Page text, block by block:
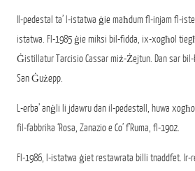
Il-pedestal ta’ l-istatwa ġie maħdum fl-injam fl-
istatwa. Fl-1985 ġie miksi bil-fidda, ix-xogħol
Ġistillatur Tarcisio Cassar miż-Żejtun. Dan sar bil-
San Ġużepp.
L-erba’ anġli li jdawru dan il-pedestall, huwa
fil-fabbrika ‘Rosa, Zanazio e Co’ f’Ruma, fl-1902.
Fl-1986, l-istatwa ġiet restawrata billi tnaddfet.